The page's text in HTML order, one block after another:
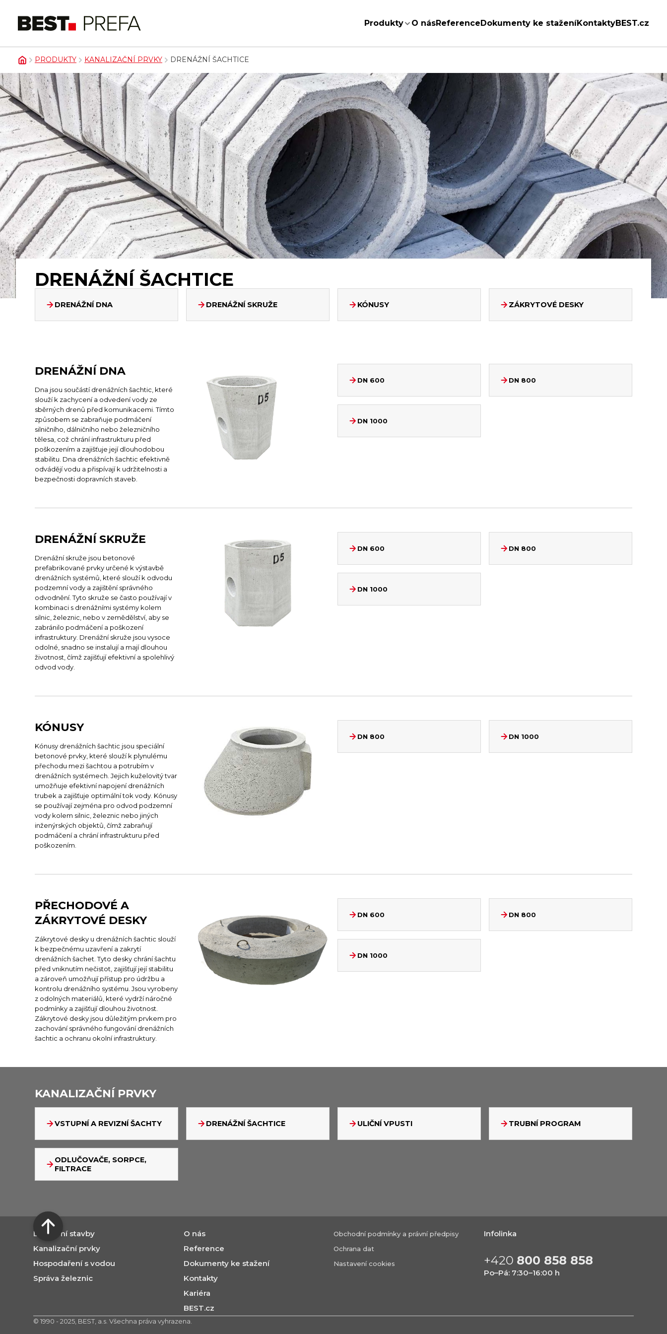
BEST.cz
Kontakty
Dokumenty ke stažení
Reference
O nás
Produkty
PRODUKTY KANALIZAČNÍ PRVKY DRENÁŽNÍ ŠACHTICE
DRENÁŽNÍ ŠACHTICE
DRENÁŽNÍ DNA DRENÁŽNÍ SKRUŽE KÓNUSY ZÁKRYTOVÉ DESKY
DRENÁŽNÍ DNA
Dna jsou součástí drenážních šachtic, které
slouží k zachycení a odvedení vody ze
sběrných drenů před komunikacemi. Tímto
způsobem se zabraňuje podmáčení
silničního, dálničního nebo železničního
tělesa, což chrání infrastrukturu před
poškozením a zajišťuje její dlouhodobou
stabilitu. Dna drenážních šachtic efektivně
odvádějí vodu a přispívají k udržitelnosti a
bezpečnosti dopravních staveb.
DN 600 DN 800
DN 1000
DRENÁŽNÍ SKRUŽE
Drenážní skruže jsou betonové
prefabrikované prvky určené k výstavbě
drenážních systémů, které slouží k odvodu
podzemní vody a zajištění správného
odvodnění. Tyto skruže se často používají v
kombinaci s drenážními systémy kolem
silnic, železnic, nebo v zemědělství, aby se
zabránilo podmáčení a poškození
infrastruktury. Drenážní skruže jsou vysoce
odolné, snadno se instalují a mají dlouhou
životnost, čímž zajišťují efektivní a spolehlivý
odvod vody.
DN 600 DN 800
DN 1000
KÓNUSY
Kónusy drenážních šachtic jsou speciální
betonové prvky, které slouží k plynulému
přechodu mezi šachtou a potrubím v
drenážních systémech. Jejich kuželovitý tvar
umožňuje efektivní napojení drenážních
trubek a zajišťuje optimální tok vody. Kónusy
se používají zejména pro odvod podzemní
vody kolem silnic, železnic nebo jiných
inženýrských objektů, čímž zabraňují
podmáčení a chrání infrastrukturu před
poškozením.
DN 800 DN 1000
PŘECHODOVÉ A
ZÁKRYTOVÉ DESKY
Zákrytové desky u drenážních šachtic slouží
k bezpečnému uzavření a zakrytí
drenážních šachet. Tyto desky chrání šachtu
před vniknutím nečistot, zajišťují její stabilitu
a zároveň umožňují přístup pro údržbu a
kontrolu drenážního systému. Jsou vyrobeny
z odolných materiálů, které vydrží náročné
podmínky a zajišťují dlouhou životnost.
Zákrytové desky jsou důležitým prvkem pro
zachování správného fungování drenážních
šachtic a ochranu okolní infrastruktury.
DN 600 DN 800
DN 1000
KANALIZAČNÍ PRVKY
VSTUPNÍ A REVIZNÍ ŠACHTY DRENÁŽNÍ ŠACHTICE ULIČNÍ VPUSTI TRUBNÍ PROGRAM
ODLUČOVAČE, SORPCE,
FILTRACE
Dopravní stavby
Kanalizační prvky
Hospodaření s vodou
Správa železnic
O nás
Reference
Dokumenty ke stažení
Kontakty
Kariéra
BEST.cz
Obchodní podmínky a právní předpisy
Ochrana dat
Nastavení cookies
Infolinka
+420 800 858 858
Po–Pá: 7:30–16:00 h
© 1990 - 2025, BEST, a.s. Všechna práva vyhrazena.